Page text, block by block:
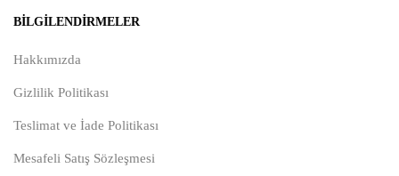
BILGILENDIRMELER
Hakkımızda
Gizlilik Politikası
Teslimat ve İade Politikası
Mesafeli Satış Sözleşmesi